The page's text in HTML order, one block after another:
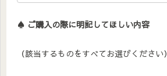
♠︎ ご購入の際に明記してほしい内容
（該当するものをすべてお選びください）